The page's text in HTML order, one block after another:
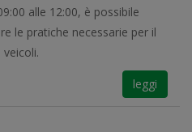
alle 12:00, è possibile
le pratiche necessarie per il
leggi